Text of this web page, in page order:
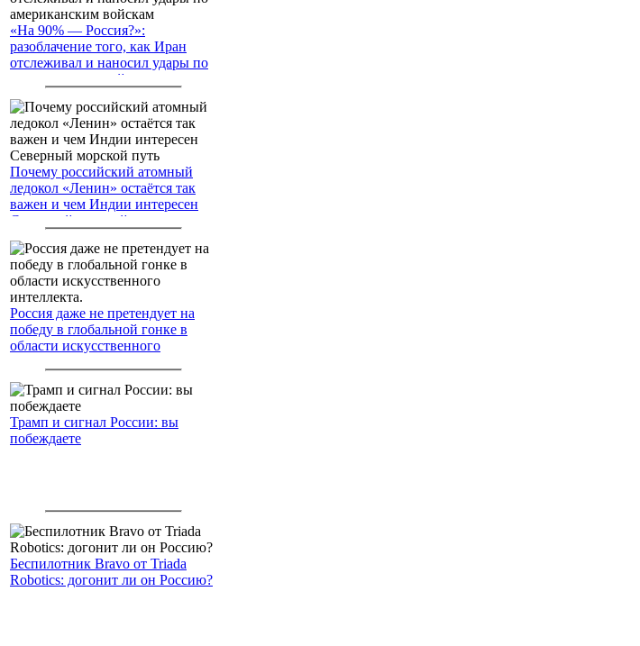
«На 90% — Россия?»:
разоблачение того, как Иран
отслеживал и наносил удары по
американским войскам
Почему российский атомный
ледокол «Ленин» остаётся так
важен и чем Индии интересен
Северный морской путь
Россия даже не претендует на
победу в глобальной гонке в
области искусственного
Трамп и сигнал России: вы
побеждаете
Беспилотник Bravo от Triada
Robotics: догонит ли он Россию?